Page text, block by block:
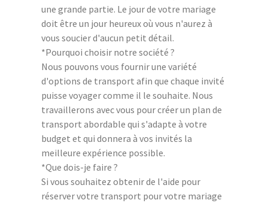
une grande partie. Le jour de votre mariage
doit être un jour heureux où vous n'aurez à
vous soucier d'aucun petit détail.
*Pourquoi choisir notre société ?
Nous pouvons vous fournir une variété
d'options de transport afin que chaque invité
puisse voyager comme il le souhaite. Nous
travaillerons avec vous pour créer un plan de
transport abordable qui s'adapte à votre
budget et qui donnera à vos invités la
meilleure expérience possible.
*Que dois-je faire ?
Si vous souhaitez obtenir de l'aide pour
réserver votre transport pour votre mariage